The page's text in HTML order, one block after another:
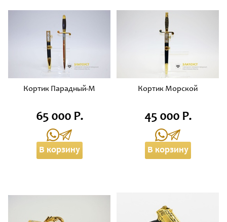
Кортик Парадный-М
65 000 Р.
В корзину
Кортик Морской
45 000 Р.
В корзину